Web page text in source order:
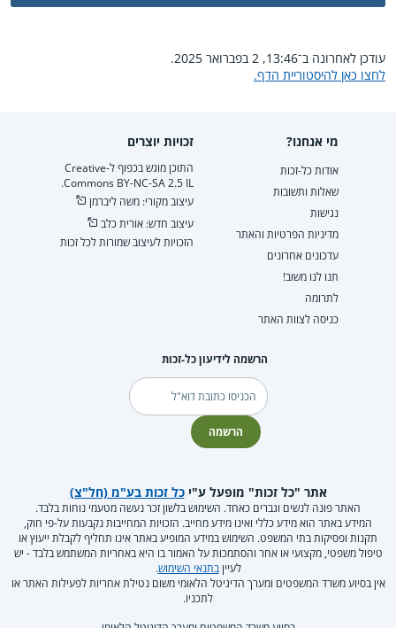
עודכן לאחרונה ב־13:46, 2 בפברואר 2025.
לחצו כאן להיסטוריית הדף.
מי אנחנו?
אודות כל-זכות
שאלות ותשובות
נגישות
מדיניות הפרטיות והאתר
עדכונים אחרונים
תנו לנו משוב!
לתרומה
כניסה לצוות האתר
זכויות יוצרים
התוכן מוגש בכפוף ל-Creative
Commons BY-NC-SA 2.5 IL.
עיצוב מקורי: משה ליברמן
עיצוב חדש: אורית כלב
הזכויות לעיצוב שמורות לכל זכות
הרשמה לידיעון כל-זכות
דוא"ל
הרשמה
אתר "כל זכות" מופעל ע"יכל זכות בע"מ (חל"צ)
האתר פונה לנשים וגברים כאחד. השימוש בלשון זכר נעשה מטעמי נוחות בלבד.
המידע באתר הוא מידע כללי ואינו מידע מחייב. הזכויות המחייבות נקבעות על-פי חוק,
תקנות ופסיקות בתי המשפט. השימוש במידע המופיע באתר אינו תחליף לקבלת ייעוץ או
טיפול משפטי, מקצועי או אחר והסתמכות על האמור בו היא באחריות המשתמש בלבד - יש
לעייןבתנאי השימוש.
אין בסיוע משרד המשפטים ומערך הדיגיטל הלאומי משום נטילת אחריות לפעילות האתר או
לתכניו.